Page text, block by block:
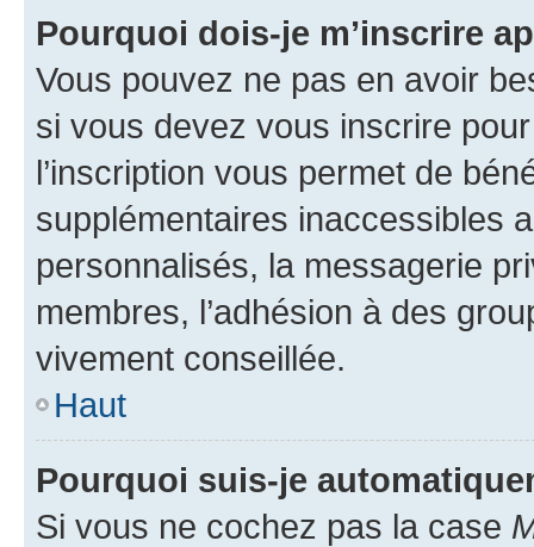
Pourquoi dois-je m’inscrire
Vous pouvez ne pas en avoir
si vous devez vous inscrire
l’inscription vous permet de
supplémentaires inaccessibles
personnalisés, la messagerie
membres, l’adhésion à des
vivement conseillée.
Haut
Pourquoi suis-je
Si vous ne cochez pas la case